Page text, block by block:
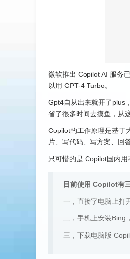
微软推出 Copilot AI 服务
以用 GPT-4 Turbo。
Gpt4自从出来就开了plus
省了很多时间去摸鱼，从
Copilot的工作原理是基于
片、写代码、写方案、回
只可惜的是 Copilot国内
目前使用 Copilot有
一，直接字电脑上打
二，手机上安装Bing
三，下载电脑版